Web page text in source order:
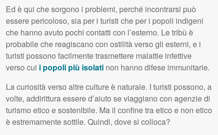
Ed è qui che sorgono i problemi, perché incontrarsi può
essere pericoloso, sia per i turisti che per i popoli indigeni
che hanno avuto pochi contatti con l’esterno. Le tribù è
probabile che reagiscano con ostilità verso gli esterni, e i
turisti possono facilmente trasmettere malattie infettive
verso cui i popoli più isolati non hanno difese immunitarie.
La curiosità verso altre culture è naturale. I turisti possono, a
volte, addirittura essere d’aiuto se viaggiano con agenzie di
turismo etico e sostenibile. Ma il confine tra etico e non etico
è estremamente sottile. Quindi, dove si colloca?